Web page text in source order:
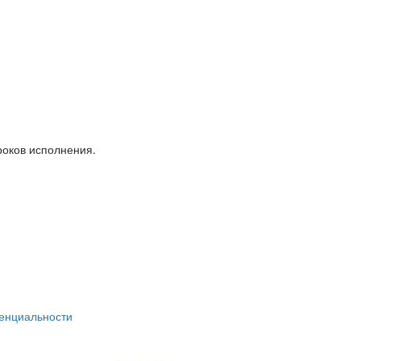
исполнения.